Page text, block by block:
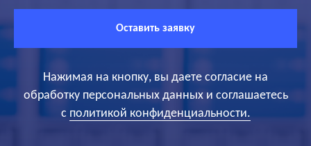
Оставить заявку
Нажимая на кнопку, вы даете согласие на
обработку персональных данных и соглашаетесь
c политикой конфиденциальности.